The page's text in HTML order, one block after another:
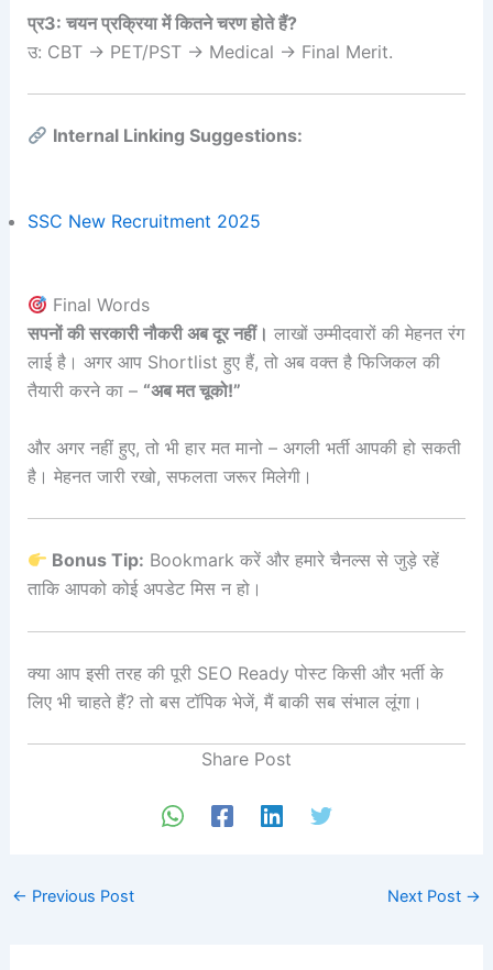
प्र3: चयन प्रक्रिया में कितने चरण होते हैं?
उ: CBT → PET/PST → Medical → Final Merit.
Internal Linking Suggestions:
SSC New Recruitment 2025
Final Words
सपनों की सरकारी नौकरी अब दूर नहीं। लाखों उम्मीदवारों की मेहनत रंग
लाई है। अगर आप Shortlist हुए हैं, तो अब वक्त है फिजिकल की
तैयारी करने का – “अब मत चूको!”
और अगर नहीं हुए, तो भी हार मत मानो – अगली भर्ती आपकी हो सकती
है। मेहनत जारी रखो, सफलता जरूर मिलेगी।
Bonus Tip: Bookmark करें और हमारे चैनल्स से जुड़े रहें
ताकि आपको कोई अपडेट मिस न हो।
क्या आप इसी तरह की पूरी SEO Ready पोस्ट किसी और भर्ती के
लिए भी चाहते हैं? तो बस टॉपिक भेजें, मैं बाकी सब संभाल लूंगा।
Share Post
← Previous Post Next Post →